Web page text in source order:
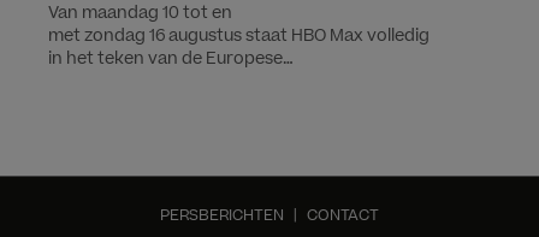
Van maandag 10 tot en
met zondag 16 augustus staat HBO Max volledig
in het teken van de Europese
on demand te volgen via het streamingplatform,
actie hoeven te missen.
PERSBERICHTEN | CONTACT